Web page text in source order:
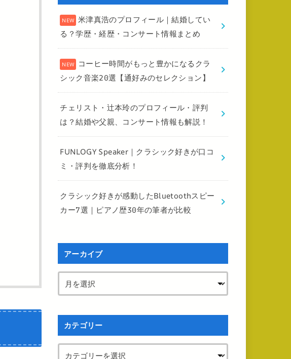
米津真浩のプロフィール｜結婚してい
る？学歴・経歴・コンサート情報まとめ
コーヒー時間がもっと豊かになるクラ
シック音楽20選【通好みのセレクション】
チェリスト・辻本玲のプロフィール・評判
は？結婚や父親、コンサート情報も解説！
FUNLOGY Speaker｜クラシック好きが口コ
ミ・評判を徹底分析！
クラシック好きが感動したBluetoothスピー
カー7選｜ピアノ歴30年の筆者が比較
アーカイブ
カテゴリー